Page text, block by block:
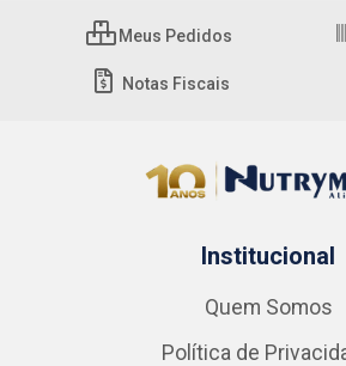
Meus Pedidos
Notas Fiscais
Institucional
Quem Somos
Política de